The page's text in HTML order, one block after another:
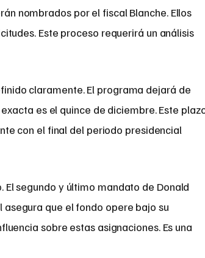
nombrados por el fiscal Blanche. Ellos
Este proceso requerirá un análisis
claramente. El programa dejará de
es el quince de diciembre. Este
con el final del periodo presidencial
segundo y último mandato de Donald
que el fondo opere bajo su
sobre estas asignaciones. Es una